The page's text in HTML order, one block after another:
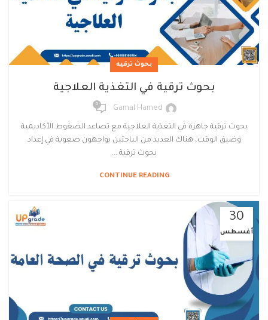
بحوث ترقيه
بحوث ترقية في التغذية العلاجية
Gamal Hamed
0
بحوث ترقية جاهزة في التغذية العلاجية مع تصاعد الضغوط الأكاديمية
وضيق الوقت، هناك العديد من الباحثين يواجهون صعوبة في إعداد
بحوث ترقية ...
CONTINUE READING
30
أغسطس